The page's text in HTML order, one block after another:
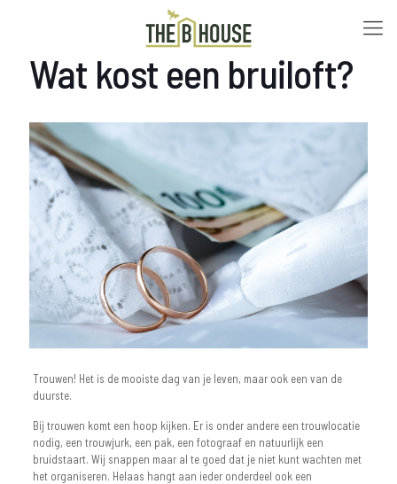
Wat kost een bruiloft?
Trouwen! Het is de mooiste dag van je leven, maar ook een van de
duurste.
Bij trouwen komt een hoop kijken. Er is onder andere een trouwlocatie
nodig, een trouwjurk, een pak, een fotograaf en natuurlijk een
bruidstaart. Wij snappen maar al te goed dat je niet kunt wachten met
het organiseren. Helaas hangt aan ieder onderdeel ook een